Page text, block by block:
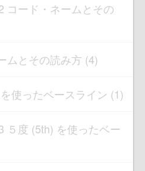
コード・ネームとその
ムとその読み方 (4)
使ったベースライン (1)
５度 (5th) を使ったベー